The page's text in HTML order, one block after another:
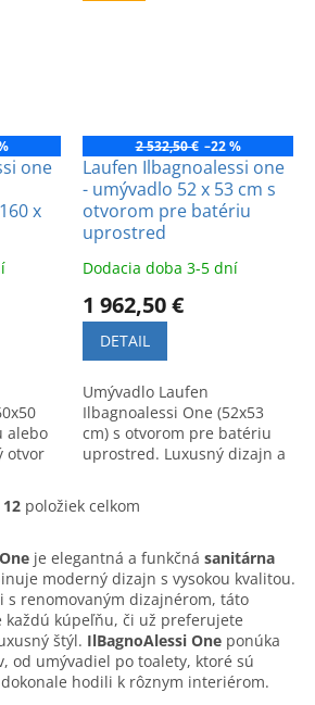
one
x
alebo
otvor
2 532,50 € –22 %
Laufen Ilbagnoalessi one
- umývadlo 52 x 53 cm s
otvorom pre batériu
uprostred
Dodacia doba 3-5 dní
1 962,50 €
DETAIL
Umývadlo Laufen
Ilbagnoalessi One (52x53
cm) s otvorom pre batériu
uprostred. Luxusný dizajn a
výrobku: 8119714001041.
O
l
á
d
a
c
i
e
12 položiek celkom
je elegantná a funkčná sanitárna
moderný dizajn s vysokou kvalitou.
s renomovaným dizajnérom, táto
každú kúpeľňu, či už preferujete
štýl. IlBagnoAlessi One ponúka
od umývadiel po toalety, ktoré sú
hodili k rôznym interiérom.